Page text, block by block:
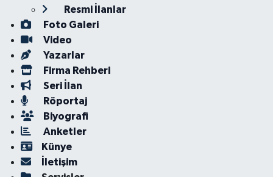
Resmi İlanlar
Foto Galeri
Video
Yazarlar
Firma Rehberi
Seri İlan
Röportaj
Biyografi
Anketler
Künye
İletişim